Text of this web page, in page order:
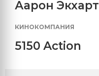
Аарон Экхарт
КИНОКОМПАНИЯ
5150 Action